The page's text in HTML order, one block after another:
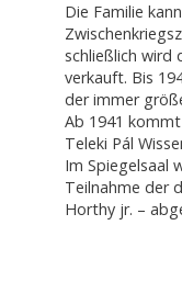
Die Familie
schließlich wird
verkauft. Bis
der immer
Ab 1941
Teleki Pál
Im Spiegelsaal
Teilnahme der
Horthy jr. –